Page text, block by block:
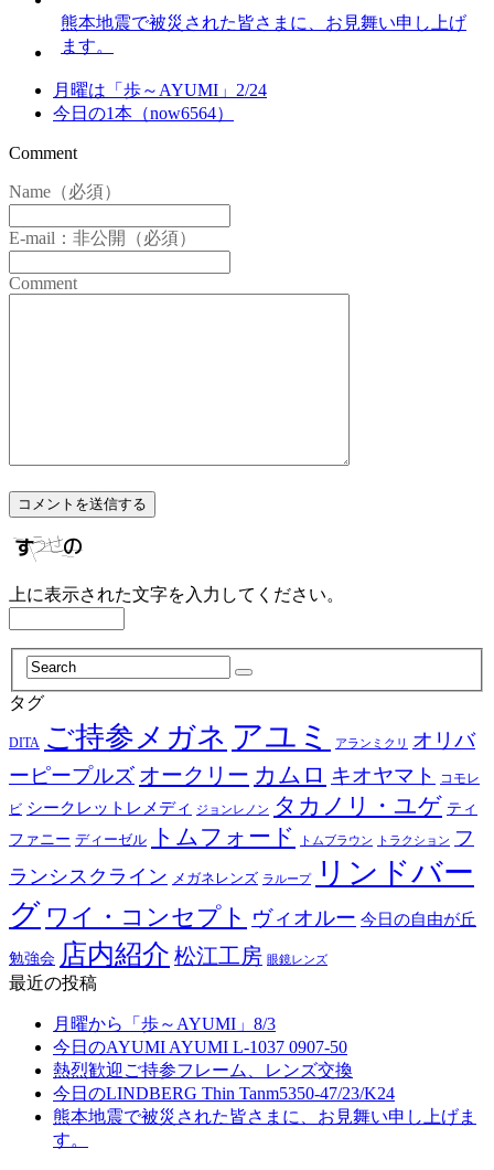
熊本地震で被災された皆さまに、お見舞い申し上げ
ます。
月曜は「歩～AYUMI」2/24
今日の1本（now6564）
Comment
Name（必須）
E-mail：非公開（必須）
Comment
上に表示された文字を入力してください。
タグ
DITA ご持参メガネ アユミ アランミクリ
オリバ
ーピープルズ オークリー カムロ キオヤマト
コモレ
ビ シークレットレメディ ジョンレノン タカノリ・ユゲ ティ
ファニー ディーゼル トムフォード トムブラウン トラクション フ
ランシスクライン メガネレンズ ラループ
リンドバー
グ ワイ・コンセプト ヴィオルー 今日の自由が丘
勉強会 店内紹介 松江工房 眼鏡レンズ
最近の投稿
月曜から「歩～AYUMI」8/3
今日のAYUMI AYUMI L-1037 0907-50
熱烈歓迎ご持参フレーム、レンズ交換
今日のLINDBERG Thin Tanm5350-47/23/K24
熊本地震で被災された皆さまに、お見舞い申し上げま
す。